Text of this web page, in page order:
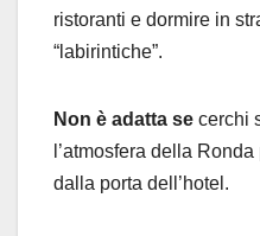
ristoranti e dormire in
“labirintiche”.
Non è adatta se cerchi
l’atmosfera della
dalla porta dell’hotel.